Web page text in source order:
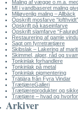
Maling af vægge o.m.a.
MI i vandbaseret maling
Miljøvenlig maling – Allbäck
Opskrift mosfarve “lofthvidt”
Opskrift på kaseinfarve
Opskrift slamfarve
Restaurering af gamle
Sagt om fyrretrætjære
Skibslak – Lakering af
Skimmel, alger, råd og
Tonkinlak forhandlere
Tonkinlak på metal
Tonkinlak pigmentering
Trätjära från Fyra Vindar
TrætjæreGalleri
Trætjæreprodukter og
Trætjære – hvad og
Arkiver